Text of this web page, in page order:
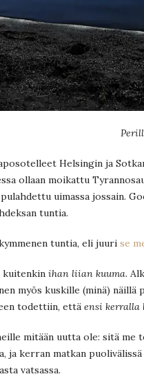
Helsingin ja
ollaan moikattu
uimassa jossain.
tuntia.
tuntia, eli juuri se
kuitenkin ihan liian kuuma.
myös kuskille (minä)
todettiin, että ensi kerralla
mitään uutta ole: sitä
ja kerran matkan
vatsassa.